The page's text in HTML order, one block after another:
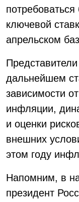
ключевой
апрельском
дальнейшем
зависимости
инфляции,
и оценки
внешних
этом году
Напомним, в
президент